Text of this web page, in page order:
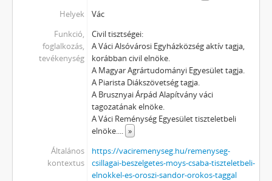
Helyek
Vác
Funkció,
foglalkozás,
tevékenység
Civil tisztségei:
A Váci Alsóvárosi Egyházközség aktív tagja,
korábban civil elnöke.
A Magyar Agrártudományi Egyesület tagja.
A Piarista Diákszövetség tagja.
A Brusznyai Árpád Alapítvány váci
tagozatának elnöke.
A Váci Reménység Egyesület tiszteletbeli
elnöke.... »
Általános
kontextus
https://vaciremenyseg.hu/remenyseg-
csillagai-beszelgetes-moys-csaba-tiszteletbeli-
elnokkel-es-oroszi-sandor-orokos-taggal